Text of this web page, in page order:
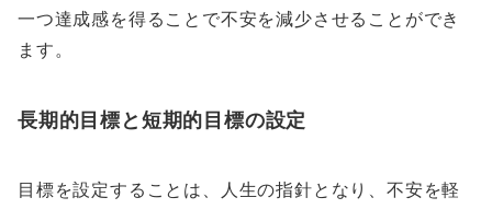
一つ達成感を得ることで不安を減少させることができ
ます。
長期的目標と短期的目標の設定
目標を設定することは、人生の指針となり、不安を軽